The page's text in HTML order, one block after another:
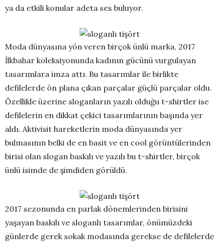
ya da etkili konular adeta ses buluyor.
Moda dünyasına yön veren birçok ünlü marka, 2017
İlkbahar koleksiyonunda kadının gücünü vurgulayan
tasarımlara imza attı. Bu tasarımlar ile birlikte
defilelerde ön plana çıkan parçalar güçlü parçalar oldu.
Özellikle üzerine sloganların yazılı olduğu t-shirtler ise
defilelerin en dikkat çekici tasarımlarının başında yer
aldı. Aktivisit hareketlerin moda dünyasında yer
bulmasının belki de en basit ve en cool görüntülerinden
birisi olan slogan baskılı ve yazılı bu t-shirtler, birçok
ünlü isimde de şimdiden görüldü.
2017 sezonunda en parlak dönemlerinden birisini
yaşayan baskılı ve sloganlı tasarımlar, önümüzdeki
günlerde gerek sokak modasında gerekse de defilelerde